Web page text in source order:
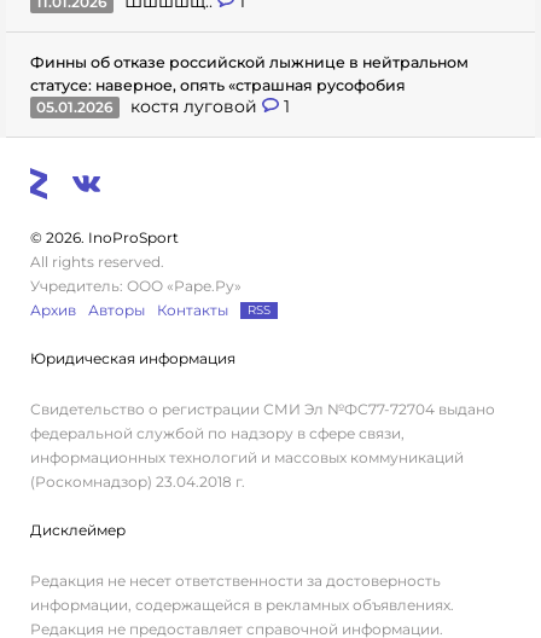
Финны об отказе российской лыжнице в нейтральном
статусе: наверное, опять «страшная русофобия
05.01.2026
костя луговой 1
© 2026. InoProSport
All rights reserved.
Учредитель: ООО «Раре.Ру»
Архив
Авторы Контакты RSS
Юридическая информация
Свидетельство о регистрации СМИ Эл №ФС77-72704 выдано
федеральной службой по надзору в сфере связи,
информационных технологий и массовых коммуникаций
(Роскомнадзор) 23.04.2018 г.
Дисклеймер
Редакция не несет ответственности за достоверность
информации, содержащейся в рекламных объявлениях.
Редакция не предоставляет справочной информации.